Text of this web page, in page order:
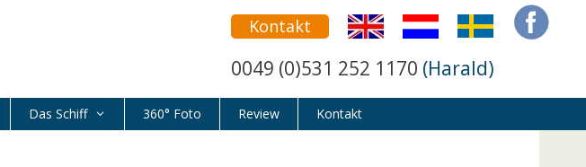
Kontakt
0049 (0)531 252 1170 (Harald)
Das Schiff 360° Foto Review Kontakt